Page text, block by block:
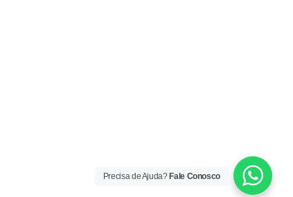
Precisa de Ajuda? Fale Conosco